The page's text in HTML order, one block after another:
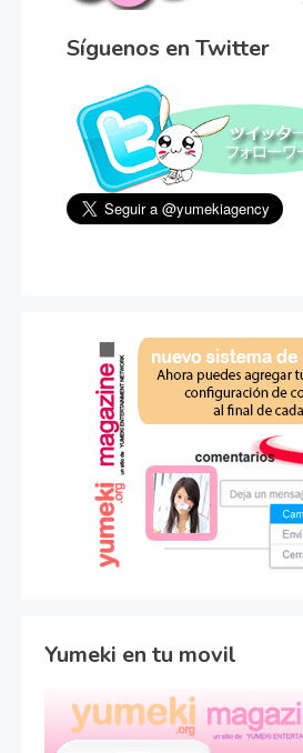
Síguenos en Twitter
Yumeki en tu movil